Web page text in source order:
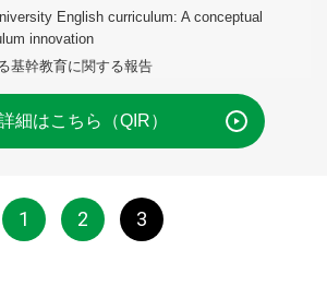
English curriculum: A conceptual
innovation
基幹教育に関する報告
細はこちら（QIR）
1 2 3